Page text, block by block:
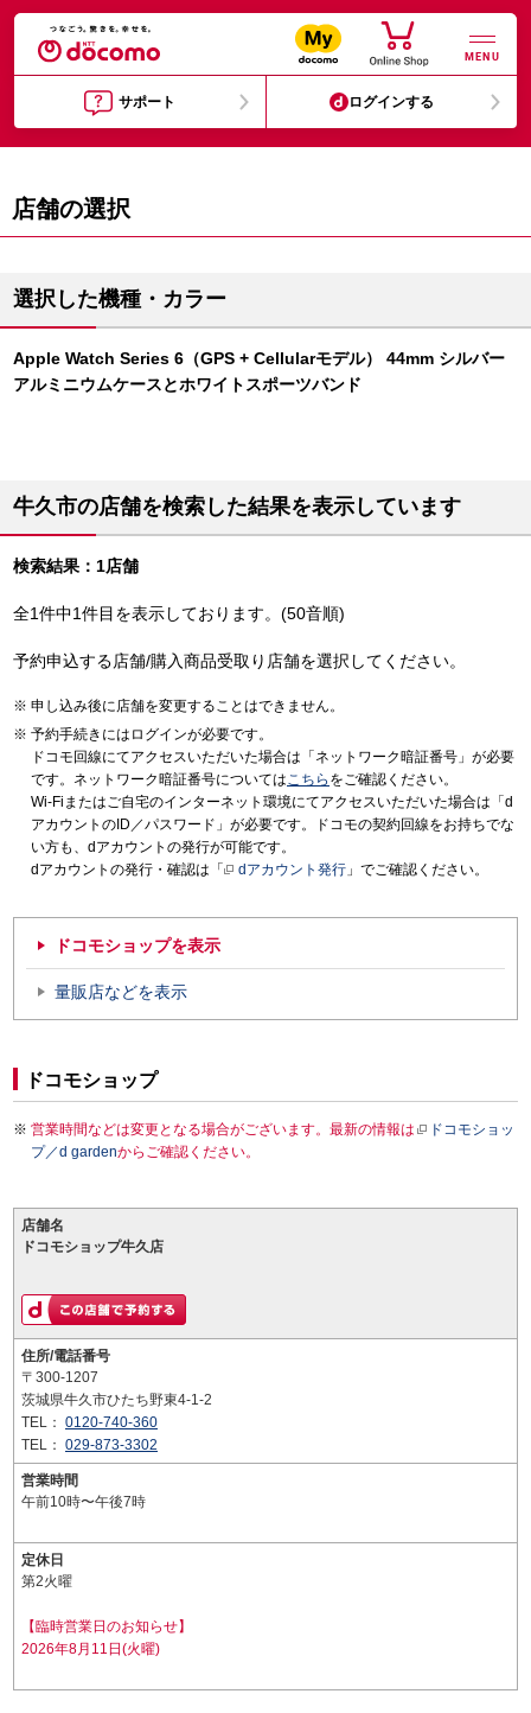
MENU
サポート ログインする
店舗の選択
選択した機種・カラー
Apple Watch Series 6（GPS + Cellularモデル） 44mm シルバー
アルミニウムケースとホワイトスポーツバンド
牛久市の店舗を検索した結果を表示しています
検索結果：1店舗
全1件中1件目を表示しております。(50音順)
予約申込する店舗/購入商品受取り店舗を選択してください。
申し込み後に店舗を変更することはできません。
予約手続きにはログインが必要です。
ドコモ回線にてアクセスいただいた場合は「ネットワーク暗証番号」が必要
です。ネットワーク暗証番号についてはこちら をご確認ください。
Wi-Fiまたはご自宅のインターネット環境にてアクセスいただいた場合は「d
アカウントのID／パスワード」が必要です。ドコモの契約回線をお持ちでな
い方も、dアカウントの発行が可能です。
dアカウントの発行・確認は「
dアカウント発行 」でご確認ください。
ドコモショップを表示
量販店などを表示
ドコモショップ
営業時間などは変更となる場合がございます。最新の情報は
ドコモショッ
プ／d gardenからご確認ください。
店舗名
ドコモショップ牛久店
住所/電話番号
〒300-1207
茨城県牛久市ひたち野東4-1-2
TEL： 0120-740-360
TEL： 029-873-3302
営業時間
午前10時〜午後7時
定休日
第2火曜
【臨時営業日のお知らせ】
2026年8月11日(火曜)